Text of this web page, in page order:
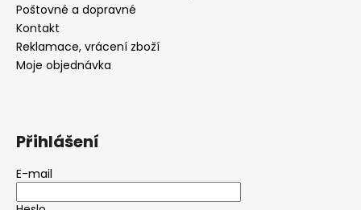
Poštovné a dopravné
Kontakt
Reklamace, vrácení zboží
Moje objednávka
Přihlášení
E-mail